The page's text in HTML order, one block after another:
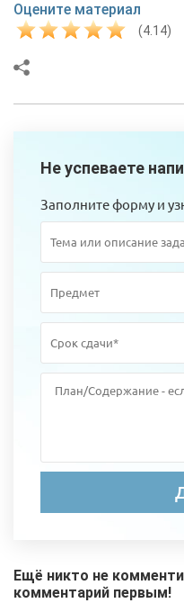
Оцените материал
(4.14)
Не успеваете
Заполните форму и
Ещё никто не
комментарий первым!